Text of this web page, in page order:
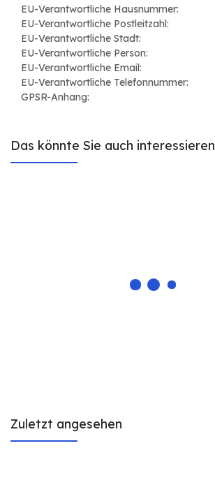
EU-Verantwortliche Hausnummer:
EU-Verantwortliche Postleitzahl:
EU-Verantwortliche Stadt:
EU-Verantwortliche Person:
EU-Verantwortliche Email:
EU-Verantwortliche Telefonnummer:
GPSR-Anhang:
Das könnte Sie auch interessieren
Zuletzt angesehen